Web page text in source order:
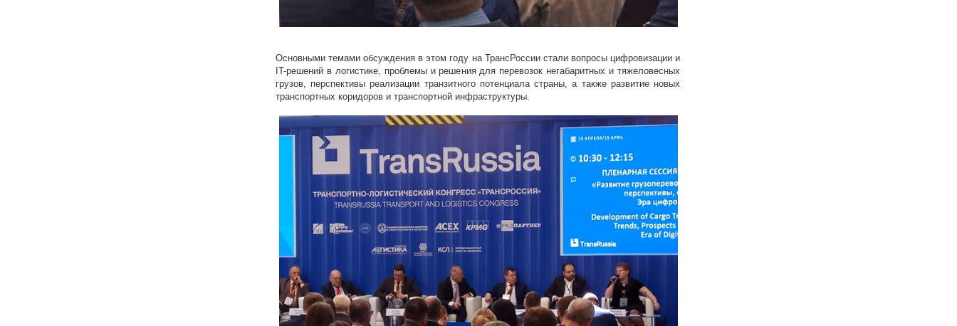
Основными темами обсуждения в этом году на ТрансРоссии стали вопросы цифровизации и
IT-решений в логистике, проблемы и решения для перевозок негабаритных и тяжеловесных
грузов, перспективы реализации транзитного потенциала страны, а также развитие новых
транспортных коридоров и транспортной инфраструктуры.